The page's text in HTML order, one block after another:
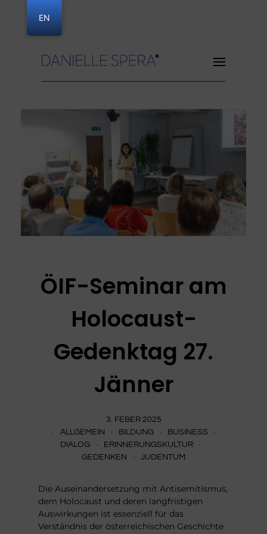
ÖIF-Seminar am
Holocaust-
Gedenktag 27.
Jänner
3. FEBER 2025
ALLGEMEIN
BILDUNG
BUSINESS
DIALOG
ERINNERUNGSKULTUR
GEDENKEN
JUDENTUM
Die Auseinandersetzung mit Antisemitismus,
dem Holocaust und deren langfristigen
Auswirkungen ist essenziell für das
Verständnis der österreichischen Geschichte
EN